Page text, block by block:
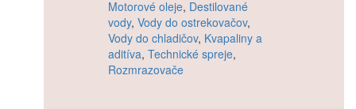
Motorové oleje, Destilované
vody, Vody do ostrekovačov,
Vody do chladičov, Kvapaliny a
aditíva, Technické spreje,
Rozmrazovače